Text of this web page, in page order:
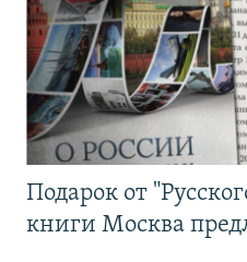
Подарок от
книги Москва